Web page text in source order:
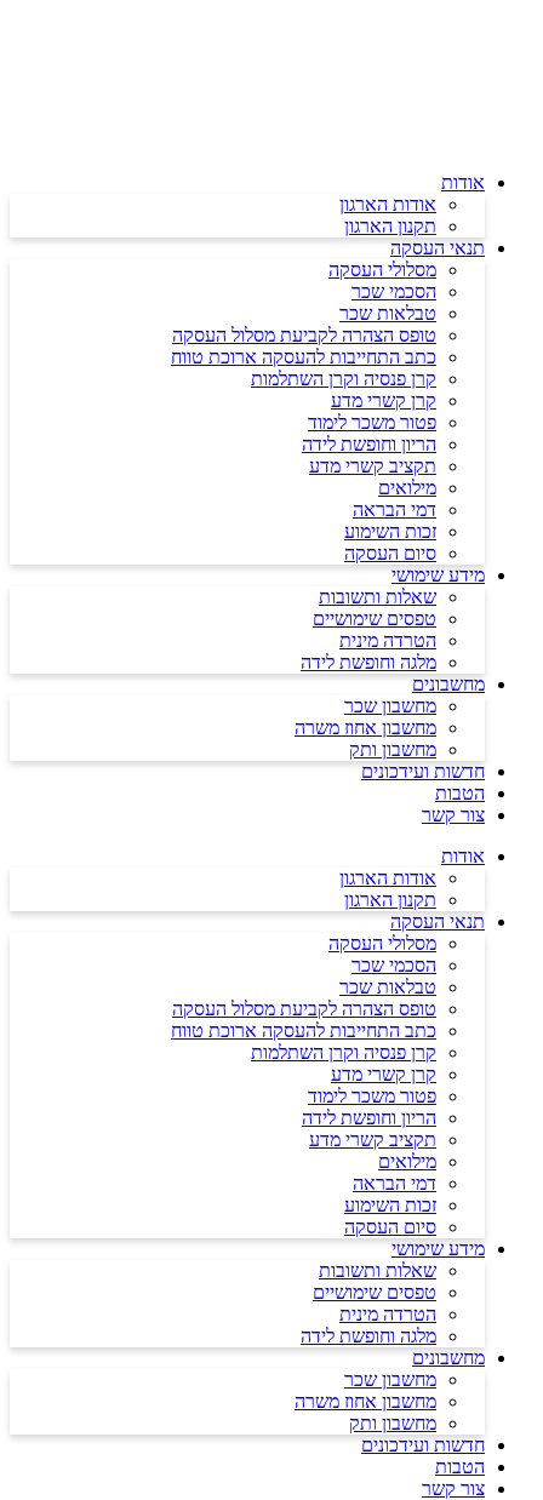
אודות
אודות הארגון
תקנון הארגון
תנאי העסקה
מסלולי העסקה
הסכמי שכר
טבלאות שכר
טופס הצהרה לקביעת מסלול העסקה
כתב התחייבות להעסקה ארוכת טווח
קרן פנסיה וקרן השתלמות
קרן קשרי מדע
פטור משכר לימוד
הריון וחופשת לידה
תקציב קשרי מדע
מילואים
דמי הבראה
זכות השימוע
סיום העסקה
מידע שימושי
שאלות ותשובות
טפסים שימושיים
הטרדה מינית
מלגה וחופשת לידה
מחשבונים
מחשבון שכר
מחשבון אחוז משרה
מחשבון ותק
חדשות ועידכונים
הטבות
צור קשר
אודות
אודות הארגון
תקנון הארגון
תנאי העסקה
מסלולי העסקה
הסכמי שכר
טבלאות שכר
טופס הצהרה לקביעת מסלול העסקה
כתב התחייבות להעסקה ארוכת טווח
קרן פנסיה וקרן השתלמות
קרן קשרי מדע
פטור משכר לימוד
הריון וחופשת לידה
תקציב קשרי מדע
מילואים
דמי הבראה
זכות השימוע
סיום העסקה
מידע שימושי
שאלות ותשובות
טפסים שימושיים
הטרדה מינית
מלגה וחופשת לידה
מחשבונים
מחשבון שכר
מחשבון אחוז משרה
מחשבון ותק
חדשות ועידכונים
הטבות
צור קשר